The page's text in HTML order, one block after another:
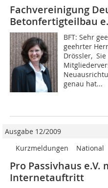
Fachvereinigung
Betonfertigteilbau
BFT: Sehr
geehrter
Drössler,
genau hat...
Ausgabe 12/2009
   Kurzmeldungen    National
Pro Passivhaus e.V.
Internetauftritt